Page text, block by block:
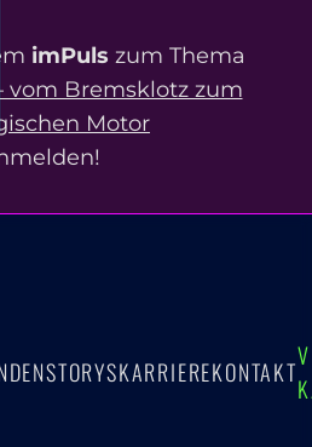
imPuls zum Thema
vom Bremsklotz zum
Motor
STORYSKARRIEREKONTAKT